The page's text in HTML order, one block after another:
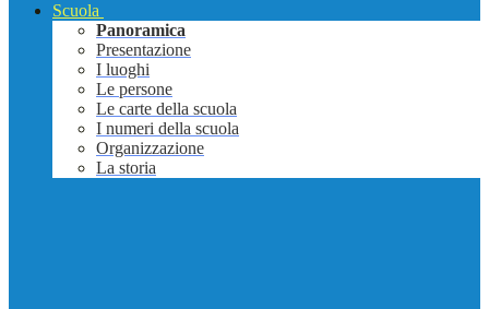
Scuola
Panoramica
Presentazione
I luoghi
Le persone
Le carte della scuola
I numeri della scuola
Organizzazione
La storia